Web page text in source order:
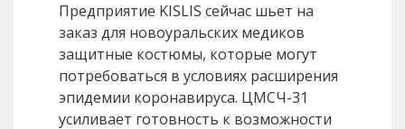
Предприятие KISLIS сейчас шьет на
заказ для новоуральских медиков
защитные костюмы, которые могут
потребоваться в условиях расширения
эпидемии коронавируса. ЦМСЧ-31
усиливает готовность к возможности